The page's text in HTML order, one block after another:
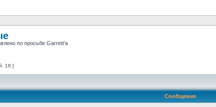
по просьбе Garrett'а
16 ]
Сообщение